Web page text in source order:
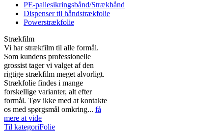
PE-pallesikringsbånd/Strækbånd
Dispenser til håndstrækfolie
Powerstrækfolie
Strækfilm
Vi har strækfilm til alle formål.
Som kundens professionelle
grossist tager vi valget af den
rigtige strækfilm meget alvorligt.
Strækfolie findes i mange
forskellige varianter, alt efter
formål. Tøv ikke med at kontakte
os med spørgsmål omkring... få
mere at vide
Til kategoriFolie